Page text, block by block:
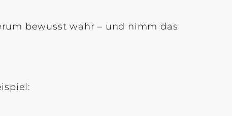
bewusst wahr – und nimm das